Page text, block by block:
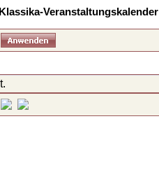
Klassika-Veranstaltungskalender